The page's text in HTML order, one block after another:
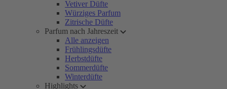
Vetiver Düfte
Würziges Parfum
Zitrische Düfte
Parfum nach Jahreszeit
Alle anzeigen
Frühlingsdüfte
Herbstdüfte
Sommerdüfte
Winterdüfte
Highlights